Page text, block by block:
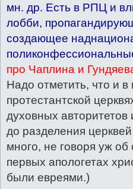
мн. др. Есть в РПЦ и
лобби,
создающее
про Чаплина и
Надо отметить, что и в
протестантской
духовных
до разделения
много, не говоря уж
первых апологетах
были евреями.)